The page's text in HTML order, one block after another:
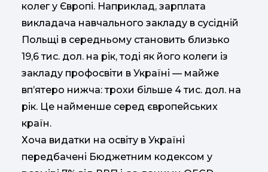
колег у Європі. Наприклад, зарплата
викладача навчального закладу в сусідній
Польщі в середньому становить близько
19,6 тис. дол. на рік, тоді як його колеги із
закладу профосвіти в Україні — майже
вп’ятеро нижча: трохи більше 4 тис. дол. на
рік. Це найменше серед європейських
країн.
Хоча видатки на освіту в Україні
передбачені Бюджетним кодексом у